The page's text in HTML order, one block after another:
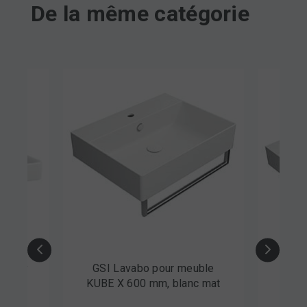
De la même catégorie
GSI Lavabo pour meuble
KUBE X 600 mm, blanc mat